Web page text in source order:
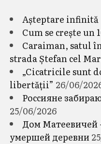
Așteptare infinită
Cum se crește un
Caraiman, satul
strada Ștefan cel
„Cicatricile sunt
libertății” 26/06/
Россияне
25/06/2026
Дом Матеевичей
умершей деревни